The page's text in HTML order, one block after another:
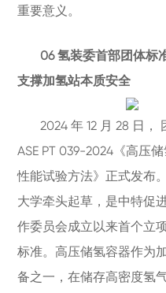
重要意义。
06 氢装委首部团体标
支撑加氢站本质安全
2024 年 12 月 28 日，
ASE PT 039-2024《高压
性能试验方法》正式发布
大学牵头起草，是中特促
作委员会成立以来首个立
标准。高压储氢容器作为
备之一，在储存高密度氢